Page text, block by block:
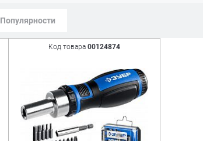
Популярности
Код товара00124874